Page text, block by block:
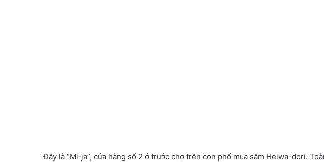
Đây là “Mi-ja”, cửa hàng số 2 ở trước chợ trên con phố mua sắm Heiwa-dori.